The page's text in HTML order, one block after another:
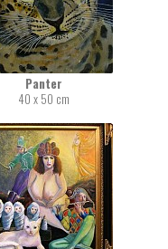
Panter
40 x 50 cm